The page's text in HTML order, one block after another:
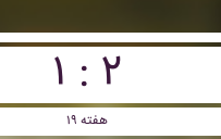
۱ : ۲
هفته ۱۹